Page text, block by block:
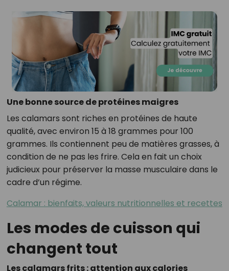
Une bonne source de protéines maigres
Les calamars sont riches en protéines de haute
qualité, avec environ 15 à 18 grammes pour 100
grammes. Ils contiennent peu de matières grasses, à
condition de ne pas les frire. Cela en fait un choix
judicieux pour préserver la masse musculaire dans le
cadre d’un régime.
Calamar : bienfaits, valeurs nutritionnelles et recettes
Les modes de cuisson qui
changent tout
Les calamars frits : attention aux calories